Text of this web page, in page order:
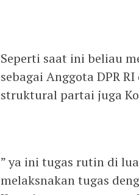
Seperti saat ini beliau
sebagai Anggota DPR
struktural partai juga
” ya ini tugas rutin di
melaksnakan tugas